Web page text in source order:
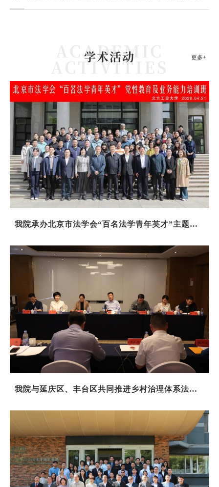
坛”在瀚学楼710教室举行。中国政法大学霍政欣教授应邀作题
学术活动 更多+
我院承办北京市法学会“百名法学青年英才”主题培
我院与延庆区、丰台区共同推进乡村治理体系法治